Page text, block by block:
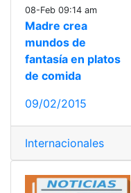
08-Feb 09:14 am
Madre crea
mundos de
fantasía en platos
de comida
09/02/2015
Internacionales